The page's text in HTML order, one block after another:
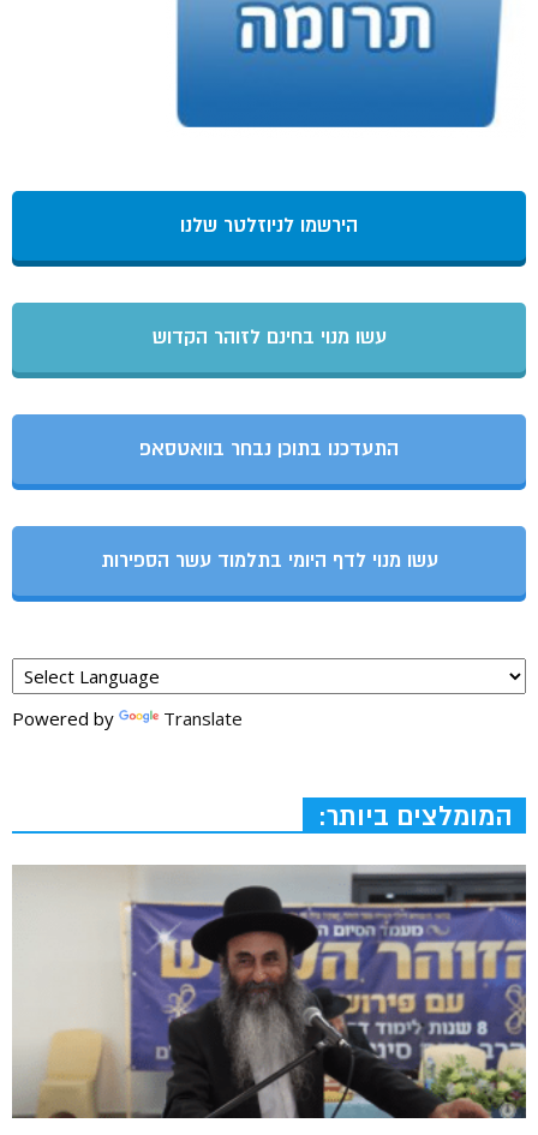
הירשמו לניוזלטר שלנו
עשו מנוי בחינם לזוהר הקדוש
התעדכנו בתוכן נבחר בוואטסאפ
עשו מנוי לדף היומי בתלמוד עשר הספירות
Powered by Translate
המומלצים ביותר: